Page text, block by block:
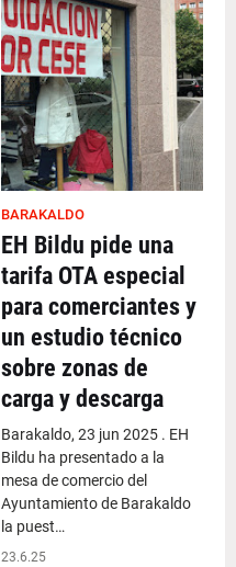
BARAKALDO
EH Bildu pide una
tarifa OTA especial
para comerciantes y
un estudio técnico
sobre zonas de
carga y descarga
Barakaldo, 23 jun 2025 . EH
Bildu ha presentado a la
mesa de comercio del
Ayuntamiento de Barakaldo
la puest…
23.6.25